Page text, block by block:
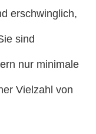
erschwinglich,
sind
nur minimale
Vielzahl von